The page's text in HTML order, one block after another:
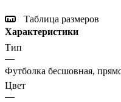
Таблица размеров
Характеристики
Тип
—
Футболка бесшовная,
Цвет
—